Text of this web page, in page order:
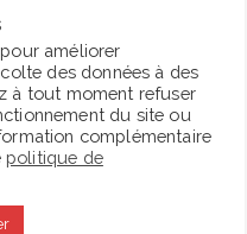
et encore
une forme
Entouré d’une
Pierre
ce texte
ange qui passe dans
les membres. La
améliorer
des données à des
à tout moment refuser
du site ou
complémentaire
politique de